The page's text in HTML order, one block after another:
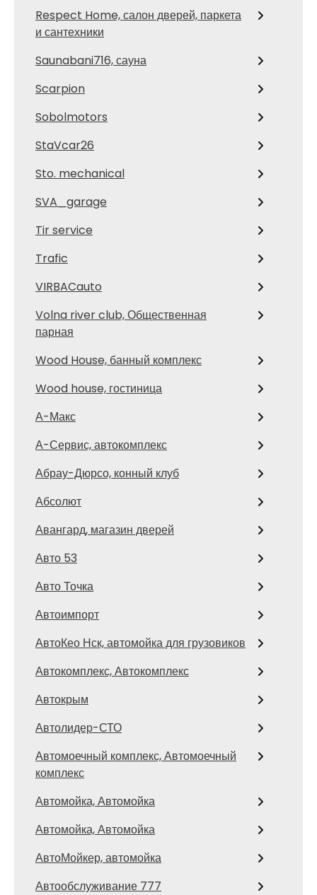
Respect Home, салон дверей, паркета
и сантехники
Saunabani716, сауна
Scarpion
Sobolmotors
StaVcar26
Sto. mechanical
SVA_garage
Tir service
Trafic
VIRBACauto
Volna river club, Общественная
парная
Wood House, банный комплекс
Wood house, гостиница
А-Макс
А-Сервис, автокомплекс
Абрау-Дюрсо, конный клуб
Абсолют
Авангард, магазин дверей
Авто 53
Авто Точка
Автоимпорт
АвтоКео Нск, автомойка для грузовиков
Автокомплекс, Автокомплекс
Автокрым
Автолидер-СТО
Автомоечный комплекс, Автомоечный
комплекс
Автомойка, Автомойка
Автомойка, Автомойка
АвтоМойкер, автомойка
Автообслуживание 777